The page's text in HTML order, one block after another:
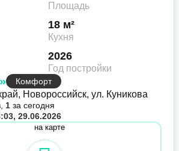
Площадь
18 м²
Кухня
2026
Год постройки
Комфорт
Новороссийск, ул. Куникова
1 за сегодня
29.06.2026